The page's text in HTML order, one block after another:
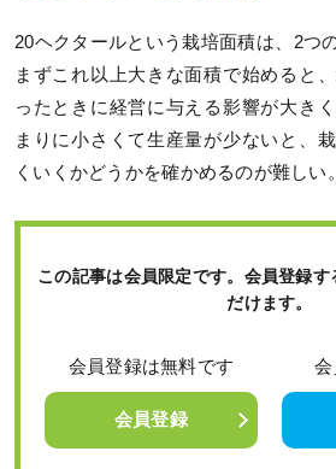
20ヘクタールという栽培面積は、2つ
まずこれ以上大きな面積で始めると
ったときに経営に与える影響が大き
まりに小さくて生産量が少ないと、
くいくかどうかを確かめるのが難しい。
この記事は会員限定です。会員登録す
だけます。
会員登録は無料です
会員登録
会